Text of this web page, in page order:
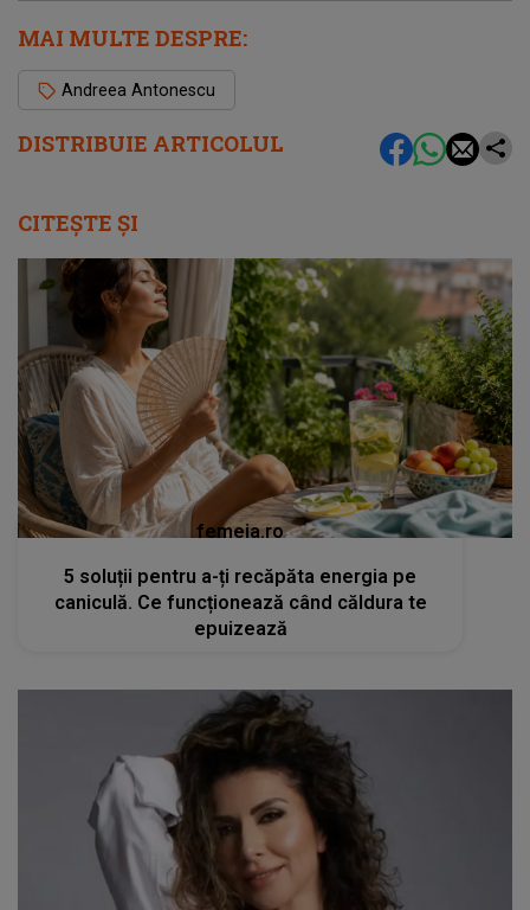
DISTRIBUIE ARTICOLUL
MAI MULTE DESPRE:
Andreea Antonescu
CITEȘTE ȘI
femeia.ro
5 soluții pentru a-ți recăpăta energia pe
caniculă. Ce funcționează când căldura te
epuizează